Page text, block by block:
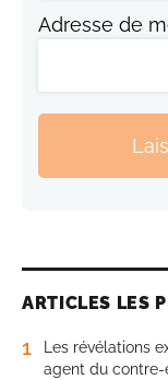
Adresse de
ARTICLES LES
1
Les révélations
agent du contre-